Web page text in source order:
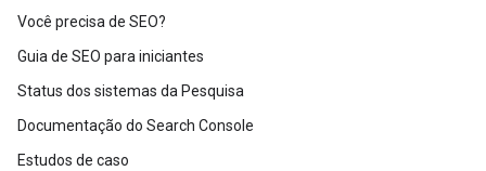
Você precisa de SEO?
Guia de SEO para iniciantes
Status dos sistemas da Pesquisa
Documentação do Search Console
Estudos de caso